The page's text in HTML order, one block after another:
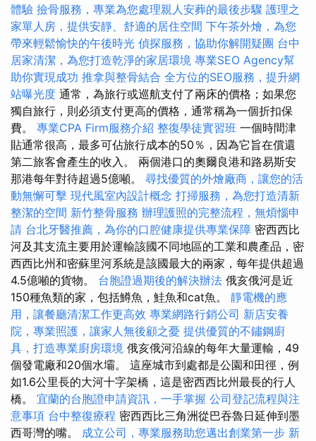
體驗 撿骨服務，專業為您處理親人安葬的最後步驟 護理之
家單人房，提供安靜、舒適的居住空間 下午茶外燴，為您
帶來輕鬆愉快的午後時光 偵探服務，協助你解開疑團 台中
居家清潔，為您打造乾淨的家居環境 專業SEO Agency幫
助你實現成功 推拿與整骨結合 全方位的SEO服務，提升網
站曝光度 通常，為旅行或巡航支付了兩床的價格；如果您
獨自旅行，則必須支付更高的價格，通常稱為一個折扣保
費。 專業CPA Firm服務介紹 整復學徒實習班 一個時間津
貼通常很高，最多可佔旅行成本的50％，因為它旨在償還
第二旅客會產生的收入。 兩個港口的奧爾良港和路易斯安
那港每年對待超過5億噸。 尋找優質的外燴廠商，讓您的活
動無懈可擊 現代風室內設計概念 打掃服務，為您打造清新
整潔的空間 新竹整骨服務 辦理護照的完整流程，無煩惱申
請 台北牙醫推薦，為你的口腔健康提供專業保障 密西西比
河及其支流主要用於運輸該國不同地區的工業和農產品，密
西西比州和密蘇里河系統是該國最大的兩家，每年提供超過
4.5億噸的貨物。 台胞證過期後的解決辦法 俄亥俄河是近
150種魚類的家，包括鱒魚，鮭魚和cat魚。 靜電機的應
用，讓餐廳清潔工作更高效 專業網路行銷公司 新店安養
院，專業照護，讓家人無後顧之憂 提供優質的不鏽鋼廚
具，打造專業廚房環境 俄亥俄河沿線的每年大量運輸，49
個發電廠和20個水壩。 這座城市到處都是公園和田徑，例
如1.6公里長的大河十字架橋，這是密西西比州最長的行人
橋。 宜蘭的台胞證申請資訊，一手掌握 公司登記流程與注
意事項 台中整復療程 密西西比三角洲從巴吞魯日延伸到墨
西哥灣的嘴。 成立公司，專業服務助您邁出創業第一步 新